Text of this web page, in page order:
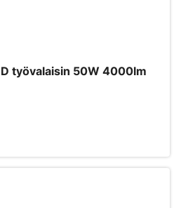
työvalaisin 50W 4000lm